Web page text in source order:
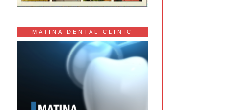
MATINA DENTAL CLINIC